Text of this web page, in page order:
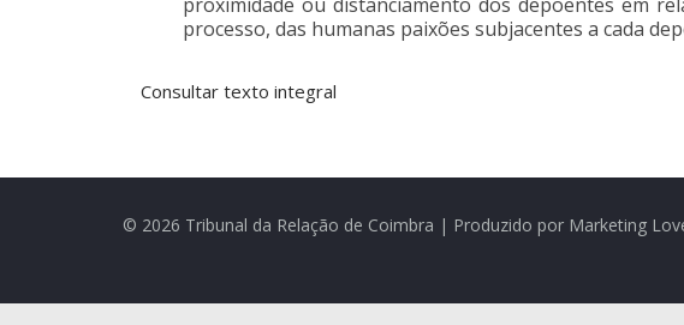
processo, das humanas paixões subjacentes a cada
Consultar texto integral
© 2026 Tribunal da Relação de Coimbra | Produzido por Marketing